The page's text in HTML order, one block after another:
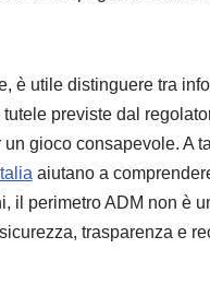
è utile distinguere tra
previste dal
gioco consapevole. A
aiutano a
il perimetro ADM non è
trasparenza e